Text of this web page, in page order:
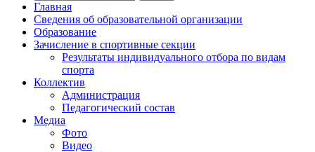
Главная
Сведения об образовательной организации
Образование
Зачисление в спортивные секции
Результаты индивидуального отбора по видам
спорта
Коллектив
Администрация
Педагогический состав
Медиа
Фото
Видео